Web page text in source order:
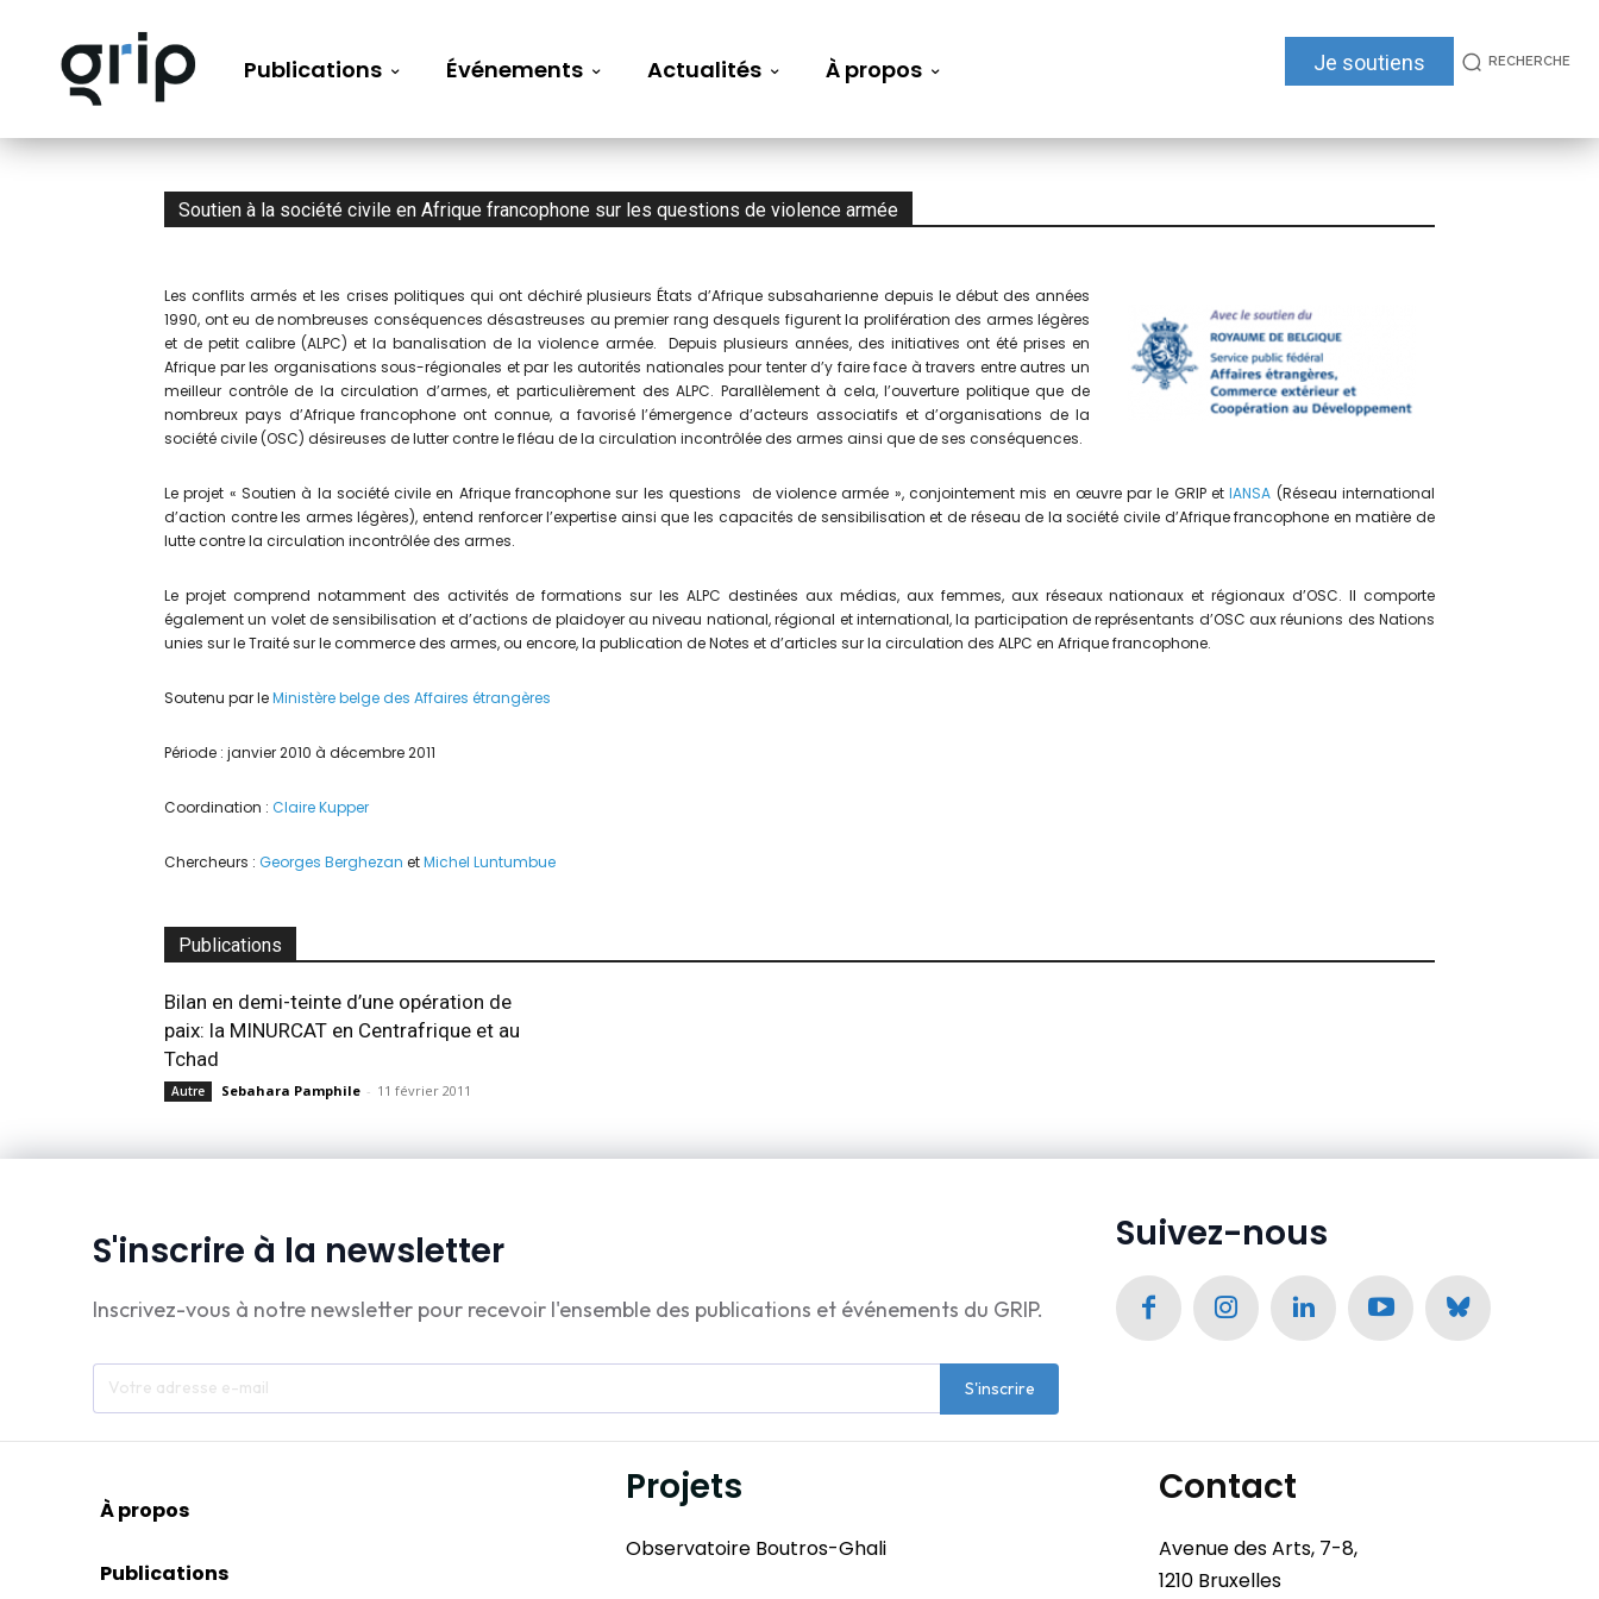
Publications Événements Actualités À propos Je soutiens RECHERCHE
Soutien à la société civile en Afrique francophone sur les questions de violence armée
Les conflits armés et les crises politiques qui ont déchiré plusieurs États d’Afrique subsaharienne depuis le début des années
1990, ont eu de nombreuses conséquences désastreuses au premier rang desquels figurent la prolifération des armes légères
et de petit calibre (ALPC) et la banalisation de la violence armée. Depuis plusieurs années, des initiatives ont été prises en
Afrique par les organisations sous-régionales et par les autorités nationales pour tenter d’y faire face à travers entre autres un
meilleur contrôle de la circulation d’armes, et particulièrement des ALPC. Parallèlement à cela, l’ouverture politique que de
nombreux pays d’Afrique francophone ont connue, a favorisé l’émergence d’acteurs associatifs et d’organisations de la
société civile (OSC) désireuses de lutter contre le fléau de la circulation incontrôlée des armes ainsi que de ses conséquences.
Le projet « Soutien à la société civile en Afrique francophone sur les questions de violence armée », conjointement mis en œuvre par le GRIP etIANSA (Réseau international
d’action contre les armes légères), entend renforcer l’expertise ainsi que les capacités de sensibilisation et de réseau de la société civile d’Afrique francophone en matière de
lutte contre la circulation incontrôlée des armes.
Le projet comprend notamment des activités de formations sur les ALPC destinées aux médias, aux femmes, aux réseaux nationaux et régionaux d’OSC. Il comporte
également un volet de sensibilisation et d’actions de plaidoyer au niveau national, régional et international, la participation de représentants d’OSC aux réunions des Nations
unies sur le Traité sur le commerce des armes, ou encore, la publication de Notes et d’articles sur la circulation des ALPC en Afrique francophone.
Soutenu par leMinistère belge des Affaires étrangères
Période : janvier 2010 à décembre 2011
Coordination : Claire Kupper
Chercheurs : Georges Berghezan etMichel Luntumbue
Publications
Bilan en demi-teinte d’une opération de
paix: la MINURCAT en Centrafrique et au
Tchad
Autre Sebahara Pamphile - 11 février 2011
S'inscrire à la newsletter
Inscrivez-vous à notre newsletter pour recevoir l'ensemble des publications et événements du GRIP.
S'inscrire
Suivez-nous
À propos
Publications
Projets
Observatoire Boutros-Ghali
Contact
Avenue des Arts, 7-8,
1210 Bruxelles